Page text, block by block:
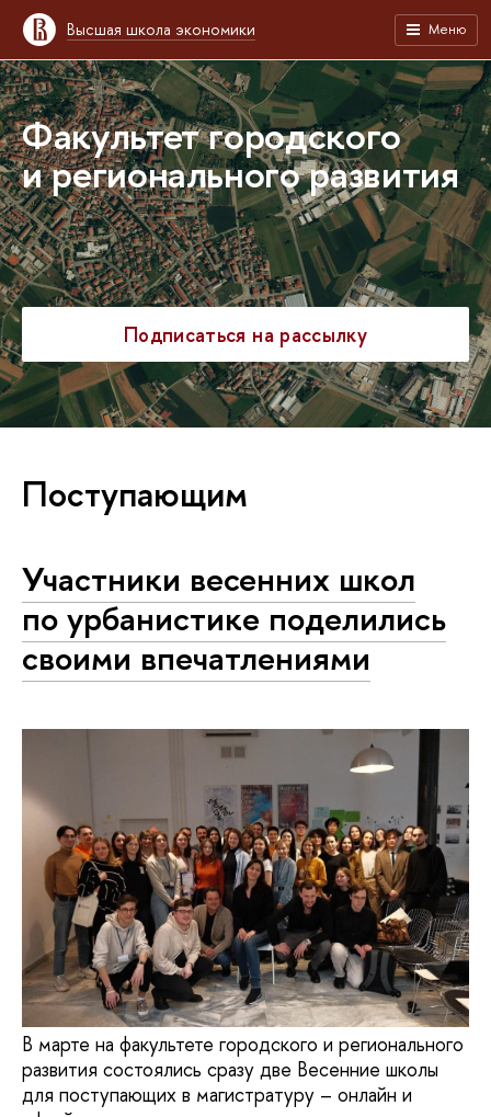
Высшая школа экономики Меню
Факультет городского
и регионального развития
Подписаться на рассылку
Поступающим
Участники весенних школ
по урбанистике поделились
своими впечатлениями
В марте на факультете городского и регионального
развития состоялись сразу две Весенние школы
для поступающих в магистратуру – онлайн и